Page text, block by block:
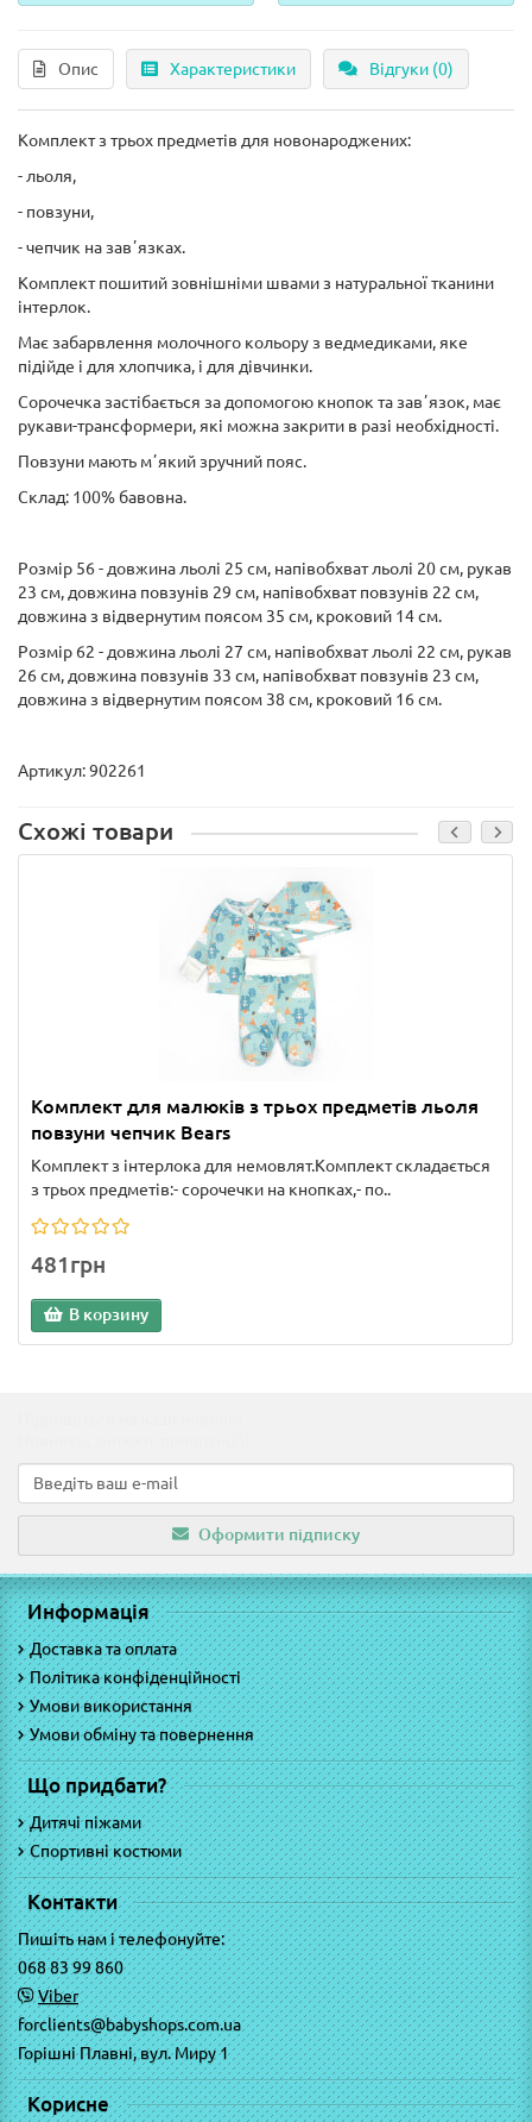
Опис Характеристики Відгуки (0)
Комплект з трьох предметів для новонароджених:
- льоля,
- повзуни,
- чепчик на завʼязках.
Комплект пошитий зовнішніми швами з натуральної тканини
інтерлок.
Має забарвлення молочного кольору з ведмедиками, яке
підійде і для хлопчика, і для дівчинки.
Сорочечка застібається за допомогою кнопок та завʼязок, має
рукави-трансформери, які можна закрити в разі необхідності.
Повзуни мають мʼякий зручний пояс.
Склад: 100% бавовна.
Розмір 56 - довжина льолі 25 см, напівобхват льолі 20 см, рукав
23 см, довжина повзунів 29 см, напівобхват повзунів 22 см,
довжина з відвернутим поясом 35 см, кроковий 14 см.
Розмір 62 - довжина льолі 27 см, напівобхват льолі 22 см, рукав
26 см, довжина повзунів 33 см, напівобхват повзунів 23 см,
довжина з відвернутим поясом 38 см, кроковий 16 см.
Артикул: 902261
Схожі товари
Комплект для малюків з трьох предметів льоля
повзуни чепчик Bears
Комплект з інтерлока для немовлят.Комплект складається
з трьох предметів:- сорочечки на кнопках,- по..
481грн
В корзину
Оформити підписку
Информація
Доставка та оплата
Політика конфіденційності
Умови використання
Умови обміну та повернення
Що придбати?
Дитячі піжами
Спортивні костюми
Контакти
Пишіть нам і телефонуйте:
068 83 99 860
Viber
forclients@babyshops.com.ua
Горішні Плавні, вул. Миру 1
Корисне